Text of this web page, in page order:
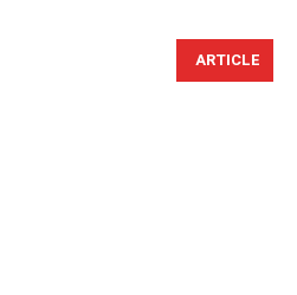
ARTICLE